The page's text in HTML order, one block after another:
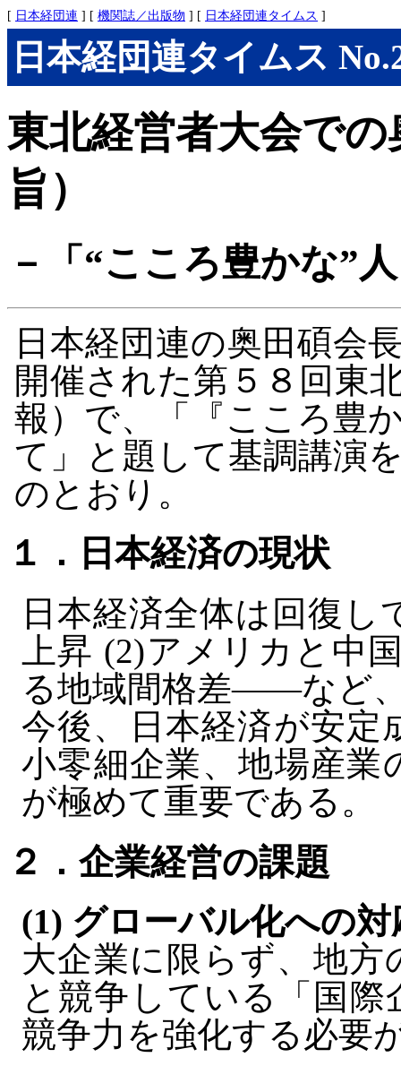
[ 日本経団連 ] [ 機関誌／出版物 ] [ 日本経団連タイムス ]
日本経団連タイムス
東北経営者大会で
旨）
－「“こころ豊かな”
日本経団連の奥田碩会
開催された第５８回東
報）で、「『こころ豊
て」と題して基調講演
のとおり。
１．日本経済の現状
日本経済全体は回復
上昇 (2)アメリカと中
る地域間格差――など
今後、日本経済が安定
小零細企業、地場産業
が極めて重要である。
２．企業経営の課題
(1) グローバル化への対
大企業に限らず、地
と競争している「国
競争力を強化する必要